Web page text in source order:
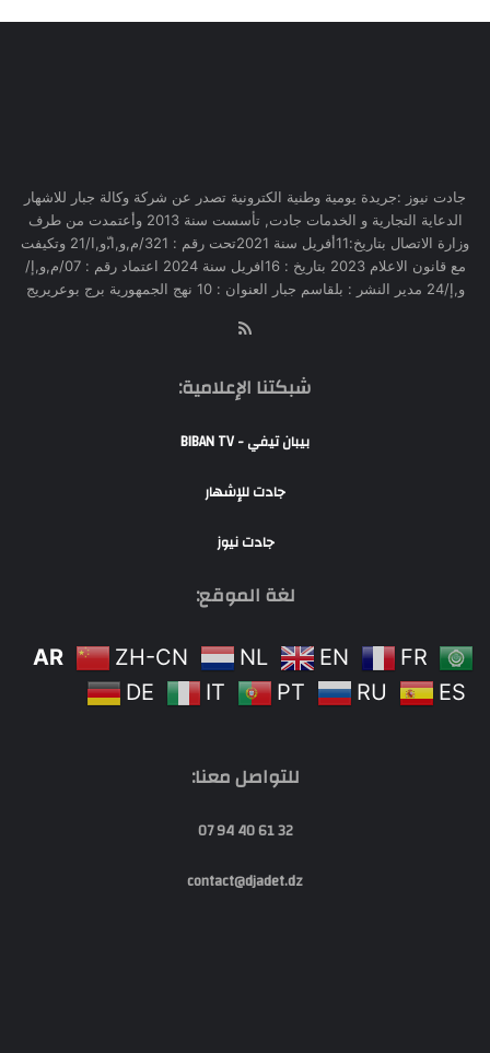
جادت نيوز :جريدة يومية وطنية الكترونية تصدر عن شركة وكالة جبار للاشهار
الدعاية التجارية و الخدمات جادت, تأسست سنة 2013 وأعتمدت من طرف
وزارة الاتصال بتاريخ:11أفريل سنة 2021تحت رقم : 321/م,و,ا,ّو,ا/21 وتكيفت
مع قانون الاعلام 2023 بتاريخ : 16افريل سنة 2024 اعتماد رقم : 07/م,و,إ/
و,إ/24 مدير النشر : بلقاسم جبار العنوان : 10 نهج الجمهورية برج بوعريريج
شبكتنا الإعلامية:
بيبان تيفي - BIBAN TV
جادت للإشهار
جادت نيوز
لغة الموقع:
AR ZH-CN NL EN
FR
DE
IT PT RU ES
للتواصل معنا:
32 61 40 94 07
contact@djadet.dz